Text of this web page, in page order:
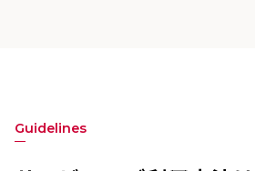
Guidelines